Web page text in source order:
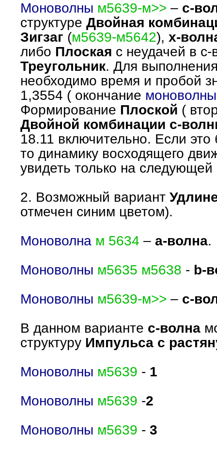
Моноволны м5639-м>> – с-
структуре Двойная
Зигзаг (м5639-м5642), х-
либо Плоская с неудачей в
Треугольник. Для
необходимо время и пробой
1,3554 ( окончание моноволны
Формирование Плоской (
Двойной комбинации с-
18.11 включительно. Если это
то динамику восходящего
увидеть только на следующей
2. Возможный вариант
отмечен синим цветом).
Моноволна м 5634 – а-волна.
Моноволны м5635 м5638 - b-
Моноволны м5639-м>> – с-
В данном варианте с-волна
структуру Импульса с
Моноволны м5639 - 1
Моноволны м5639 -2
Моноволны м5639 - 3